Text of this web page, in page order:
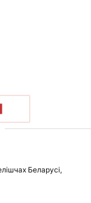
Беларусі,